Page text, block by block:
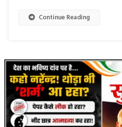
Continue Reading